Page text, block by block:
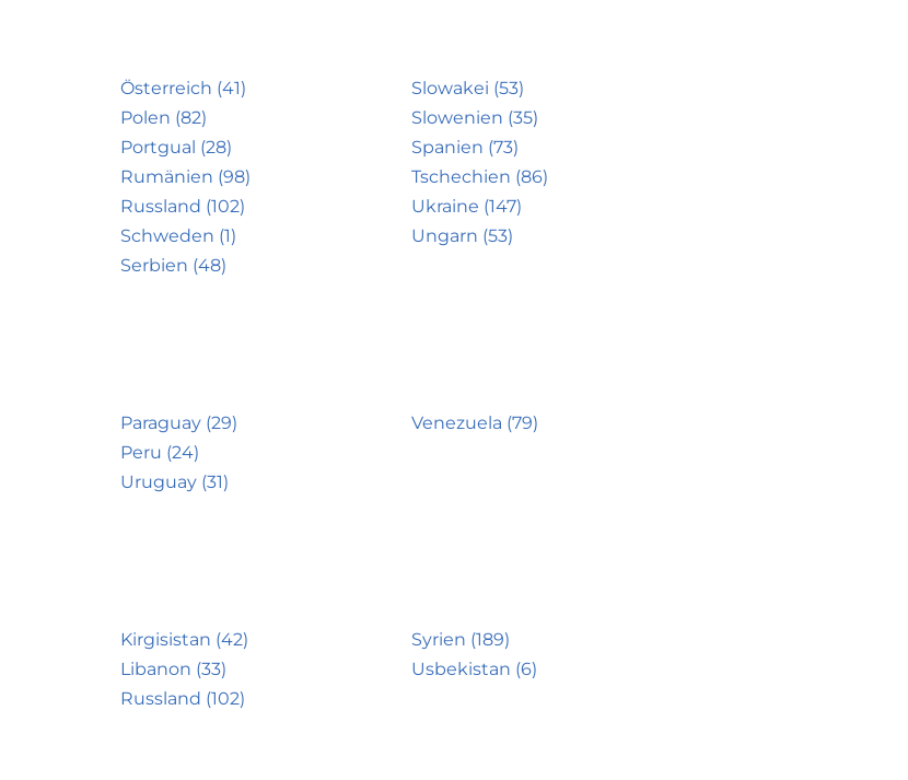
Österreich (41)
Polen (82)
Portgual (28)
Rumänien (98)
Russland (102)
Schweden (1)
Serbien (48)
Slowakei (53)
Slowenien (35)
Spanien (73)
Tschechien (86)
Ukraine (147)
Ungarn (53)
Paraguay (29)
Peru (24)
Uruguay (31)
Venezuela (79)
Kirgisistan (42)
Libanon (33)
Russland (102)
Syrien (189)
Usbekistan (6)